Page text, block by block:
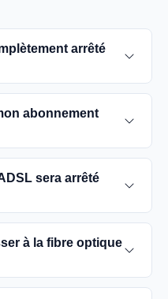
arrêté
ADSL est prévue
sont
abonnement
votre
date de fermeture du
optique dès que
qualité de service.
sera arrêté
de l'ADSL varient
trouver ces
à la fibre optique